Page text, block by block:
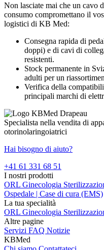
Non lasciate mai che un cavo
consumo compromettano il
logistici di KB Med:
Consegna rapida di
doppi) e di cavi di
resistenti.
Stock permanente in
adulti per un
Verifica della
principali marchi di
Specialista nella vendita di
otorinolaringoiatrici
Hai bisogno di aiuto?
+41 61 331 68 51
I nostri prodotti
ORL Ginecologia
Ospedale | Case di cura (EMS)
La tua specialità
ORL Ginecologia
Altre pagine
Servizi FAQ Notizie
KBMed